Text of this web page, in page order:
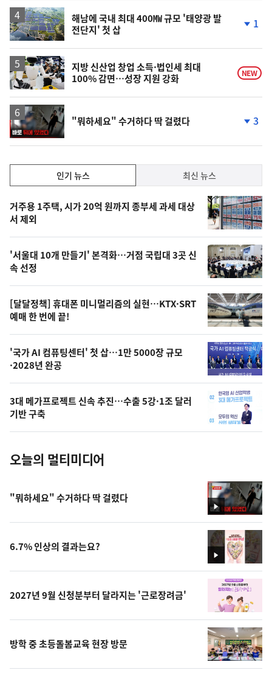
해남에 국내 최대 400㎿ 규모 '태양광 발
전단지' 첫 삽
계
락
1
지방 신산업 창업 소득·법인세 최대
100% 감면…성장 지원 강화
NEW
영
상
"뭐하세요" 수거하다 딱 걸렸다
계
락
3
기,
최
신,
오
늘
의
영
상
오
늘
의
사
진
인기 뉴스 최신 뉴스
기
뉴
스
거주용 1주택, 시가 20억 원까지 종부세 과세 대상
서 제외
'서울대 10개 만들기' 본격화…거점 국립대 3곳 신
속 선정
[달달정책] 휴대폰 미니멀리즘의 실현…KTX·SRT
예매 한 번에 끝!
'국가 AI 컴퓨팅센터' 첫 삽…1만 5000장 규모
·2028년 완공
3대 메가프로젝트 신속 추진…수출 5강·1조 달러
기반 구축
오늘의 멀티미디어
영
상
"뭐하세요" 수거하다 딱 걸렸다
영
상
6.7% 인상의 결과는요?
2027년 9월 신청분부터 달라지는 '근로장려금'
방학 중 초등돌봄교육 현장 방문